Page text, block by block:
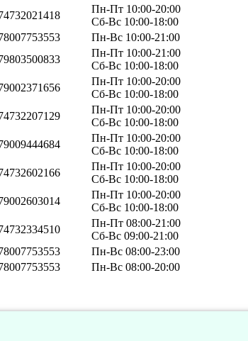
Пн-Пт 10:00-20:00
Сб-Вс 10:00-18:00
Пн-Вс 10:00-21:00
Пн-Пт 10:00-21:00
Сб-Вс 10:00-18:00
Пн-Пт 10:00-20:00
Сб-Вс 10:00-18:00
Пн-Пт 10:00-20:00
Сб-Вс 10:00-18:00
Пн-Пт 10:00-20:00
Сб-Вс 10:00-18:00
Пн-Пт 10:00-20:00
Сб-Вс 10:00-18:00
Пн-Пт 10:00-20:00
Сб-Вс 10:00-18:00
Пн-Пт 08:00-21:00
Сб-Вс 09:00-21:00
Пн-Вс 08:00-23:00
Пн-Вс 08:00-20:00